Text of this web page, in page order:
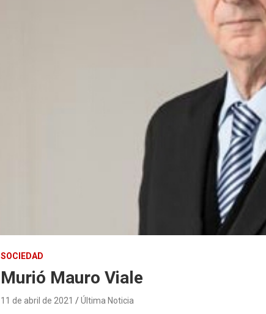
SOCIEDAD
Murió Mauro Viale
11 de abril de 2021 Última Noticia